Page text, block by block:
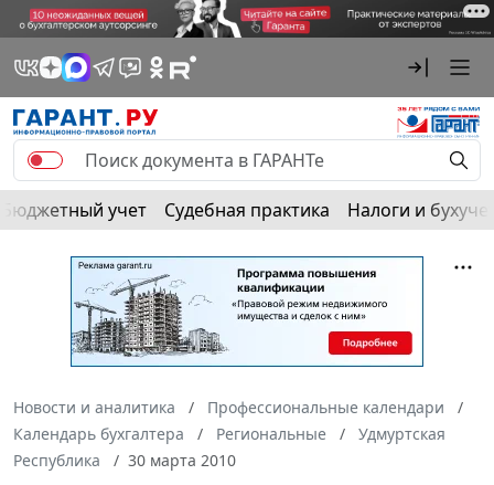
Бюджетный учет Судебная практика Налоги и
Новости и аналитика
Профессиональные календари
Календарь бухгалтера
Региональные
Удмуртская
Республика
30 марта 2010